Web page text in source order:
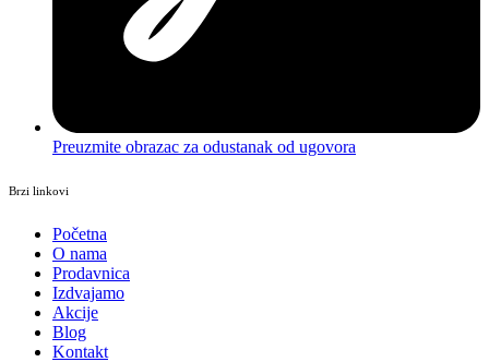
Preuzmite obrazac za odustanak od ugovora
Brzi linkovi
Početna
O nama
Prodavnica
Izdvajamo
Akcije
Blog
Kontakt